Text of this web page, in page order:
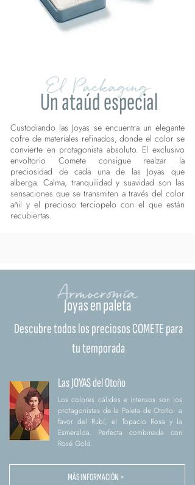
El Packaging
Un ataúd especial
Custodiando las Joyas se encuentra un elegante
cofre de materiales refinados, donde el color se
convierte en protagonista absoluto. El exclusivo
envoltorio Comete consigue realzar la
preciosidad de cada una de las Joyas que
alberga. Calma, tranquilidad y suavidad son las
sensaciones que se transmiten a través del color
añil y el precioso terciopelo con el que están
recubiertas.
Armocromía
Joyas en paleta
Descubre todos los preciosos COMETE para
tu temporada
Las JOYAS del Otoño
Los colores cálidos e intensos son los
protagonistas de la Paleta de Otoño: a
favor del Rubí, el Topacio Rosa y la
Esmeralda. Perfecta combinada con
Rosé Gold.
MÁS INFORMACIÓN >